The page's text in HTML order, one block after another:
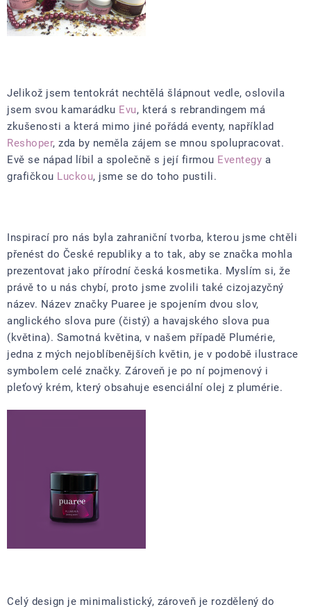
Jelikož jsem tentokrát nechtělá šlápnout vedle, oslovila
jsem svou kamarádku Evu, která s rebrandingem má
zkušenosti a která mimo jiné pořádá eventy, například
Reshoper, zda by neměla zájem se mnou spolupracovat.
Evě se nápad líbil a společně s její firmou Eventegy a
grafičkou Luckou, jsme se do toho pustili.
Inspirací pro nás byla zahraniční tvorba, kterou jsme chtěli
přenést do České republiky a to tak, aby se značka mohla
prezentovat jako přírodní česká kosmetika. Myslím si, že
právě to u nás chybí, proto jsme zvolili také cizojazyčný
název. Název značky Puaree je spojením dvou slov,
anglického slova pure (čistý) a havajského slova pua
(květina). Samotná květina, v našem případě Plumérie,
jedna z mých nejoblíbenějších květin, je v podobě ilustrace
symbolem celé značky. Zároveň je po ní pojmenový i
pleťový krém, který obsahuje esenciální olej z plumérie.
Celý design je minimalistický, zároveň je rozdělený do